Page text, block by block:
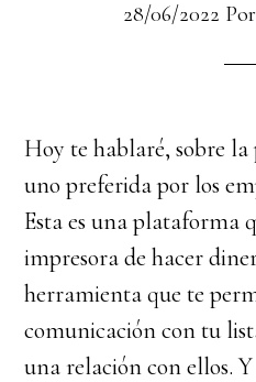
28/06/2022 Por
Hoy te hablaré, sobre
uno preferida por los
Esta es una plataforma
impresora de hacer
herramienta que te
comunicación con tu
una relación con ellos. Y